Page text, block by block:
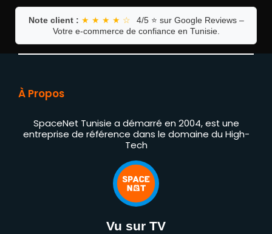
Note client : ★ ★ ★ ★ ☆
4/5 ⭐ sur Google Reviews –
Votre e-commerce de confiance en Tunisie.
À Propos
SpaceNet Tunisie a démarré en 2004, est une
entreprise de référence dans le domaine du High-
Tech
Vu sur TV